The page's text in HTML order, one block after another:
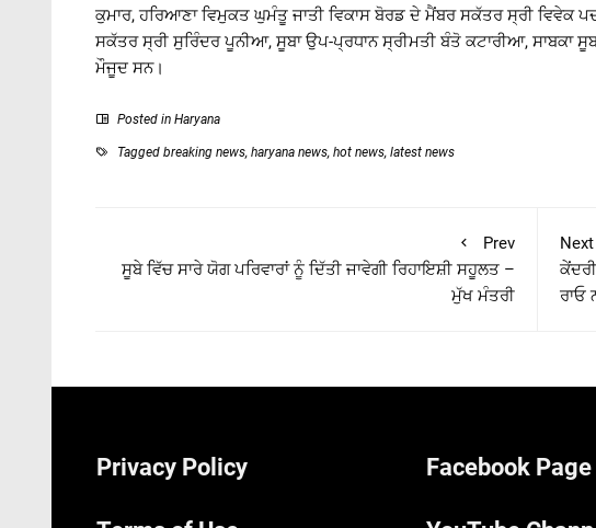
ਕੁਮਾਰ, ਹਰਿਆਣਾ ਵਿਮੁਕਤ ਘੁਮੰਤੂ ਜਾਤੀ ਵਿਕਾਸ ਬੋਰਡ ਦੇ ਮੈਂਬਰ ਸਕੱਤਰ ਸ੍ਰੀ ਵਿਵੇਕ
ਸਕੱਤਰ ਸ੍ਰੀ ਸੁਰਿੰਦਰ ਪੂਨੀਆ, ਸੂਬਾ ਉਪ-ਪ੍ਰਧਾਨ ਸ੍ਰੀਮਤੀ ਬੰਤੋ ਕਟਾਰੀਆ, ਸਾਬਕਾ
ਮੌਜੂਦ ਸਨ।
Posted in Haryana
Tagged breaking news, haryana news, hot news, latest news
Prev
ਸੂਬੇ ਵਿੱਚ ਸਾਰੇ ਯੋਗ ਪਰਿਵਾਰਾਂ ਨੂੰ ਦਿੱਤੀ ਜਾਵੇਗੀ ਰਿਹਾਇਸ਼ੀ ਸਹੂਲਤ –
ਮੁੱਖ ਮੰਤਰੀ
Next
ਰਾਓ
Privacy Policy Facebook Page